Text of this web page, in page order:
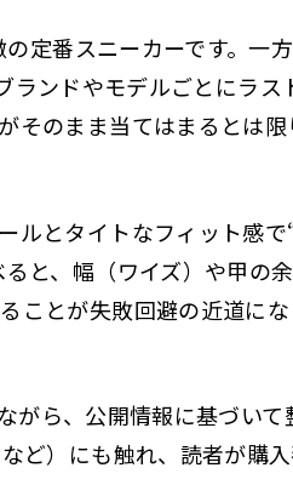
定番スニーカーです。一方
ランドやモデルごとにラス
そのまま当てはまるとは限
ルとタイトなフィット感で
と、幅（ワイズ）や甲の
ことが失敗回避の近道にな
がら、公開情報に基づいて
ど）にも触れ、読者が購